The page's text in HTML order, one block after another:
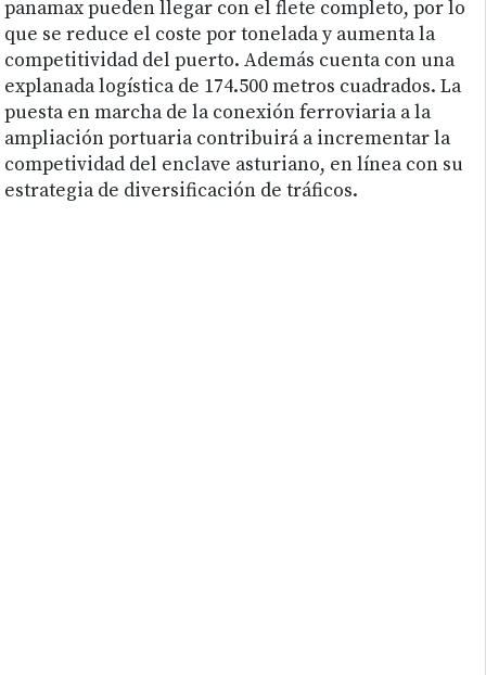
panamax pueden llegar con el flete completo, por lo
que se reduce el coste por tonelada y aumenta la
competitividad del puerto. Además cuenta con una
explanada logística de 174.500 metros cuadrados. La
puesta en marcha de la conexión ferroviaria a la
ampliación portuaria contribuirá a incrementar la
competividad del enclave asturiano, en línea con su
estrategia de diversificación de tráficos.